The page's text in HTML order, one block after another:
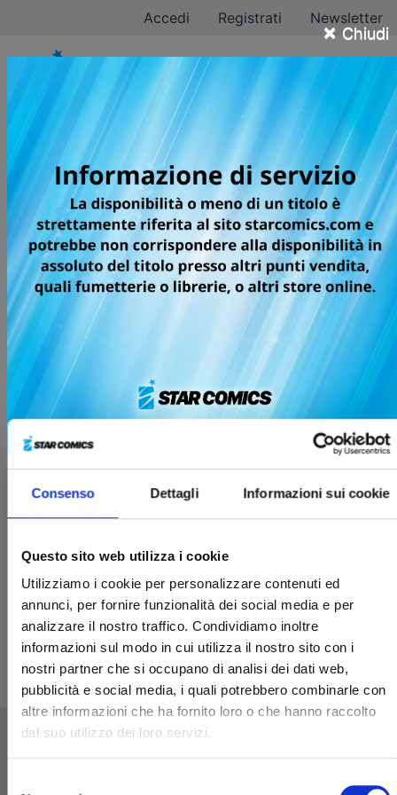
Consenso Dettagli Informazioni sui cookie
Questo sito web utilizza i cookie
Utilizziamo i cookie per personalizzare contenuti ed
annunci, per fornire funzionalità dei social media e per
analizzare il nostro traffico. Condividiamo inoltre
informazioni sul modo in cui utilizza il nostro sito con i
nostri partner che si occupano di analisi dei dati web,
pubblicità e social media, i quali potrebbero combinarle con
altre informazioni che ha fornito loro o che hanno raccolto
dal suo utilizzo dei loro servizi.
× Chiudi
Accedi Registrati Newsletter
Jeronimo Cejudo
Tutti i fumetti
RIPPER n. 1
21/04/2026
€ 7,90